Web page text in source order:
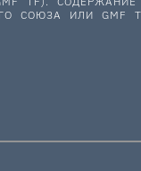
СОЮЗА ИЛИ GMF